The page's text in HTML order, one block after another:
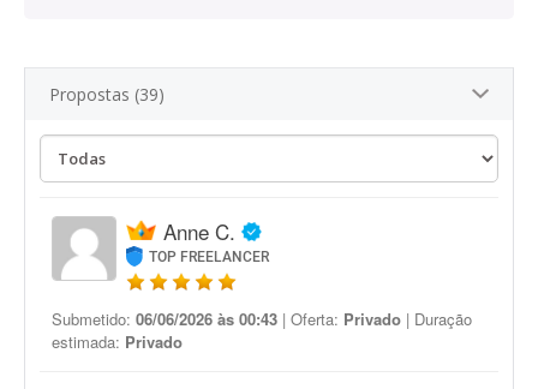
Propostas (39)
Anne C.
TOP FREELANCER
Submetido: 06/06/2026 às 00:43 | Oferta: Privado | Duração
estimada: Privado